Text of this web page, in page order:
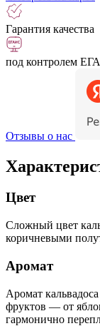
Гарантия качества
под контролем
Отзывы о нас
Цвет
Сложный цвет
коричневыми
Аромат
Аромат
фруктов — от
гармонично